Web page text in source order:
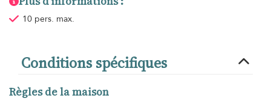
10 pers. max.
Conditions spécifiques
Règles de la maison